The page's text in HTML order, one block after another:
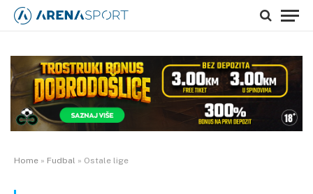
Home » Fudbal » Ostale lige